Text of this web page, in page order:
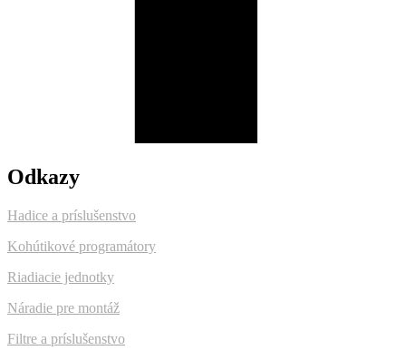
Odkazy
Hadice a príslušenstvo
Kohútikové programátory
Riadiacie jednotky
Náradie pre montáž
Filtre a príslušenstvo